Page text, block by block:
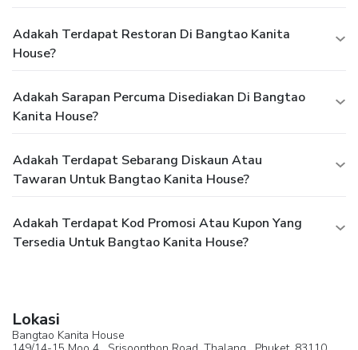
Adakah Terdapat Restoran Di Bangtao Kanita
House?
Adakah Sarapan Percuma Disediakan Di Bangtao
Kanita House?
Adakah Terdapat Sebarang Diskaun Atau
Tawaran Untuk Bangtao Kanita House?
Adakah Terdapat Kod Promosi Atau Kupon Yang
Tersedia Untuk Bangtao Kanita House?
Lokasi
Bangtao Kanita House